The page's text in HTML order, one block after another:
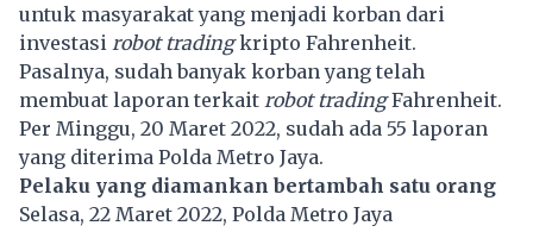
untuk masyarakat yang menjadi korban dari
investasi robot tradingkripto Fahrenheit.
Pasalnya, sudah banyak korban yang telah
membuat laporan terkait robot tradingFahrenheit.
Per Minggu, 20 Maret 2022, sudah ada 55 laporan
yang diterima Polda Metro Jaya.
Pelaku yang diamankan bertambah satu orang
Selasa, 22 Maret 2022, Polda Metro Jaya